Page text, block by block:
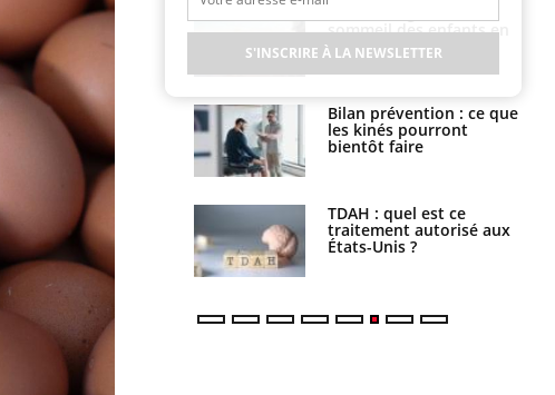
Mordue par un
une petite fille
grâce à un
essentiel
Légionellose en Suisse :
quelle est l’origine de la
contamination ?
alimentaires :
nouvelle arme contre
réactions sévères
sommeil des enfants en
vacances ?
Bilan prévention : ce que
les kinés pourront
bientôt faire
TDAH : quel est ce
traitement autorisé aux
États-Unis ?
S'INSCRIRE À LA NEWSLETTER